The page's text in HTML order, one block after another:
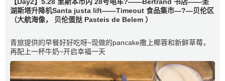
湖斯塔升降机Santa justa lift——Timeout 食品集市—?—贝伦区
（大航海像， 贝伦蛋挞 Pasteis de Belem ）
青旅提供的早餐好好吃呀~现做的pancake撒上椰蓉和新鲜草莓，
再配上一杯牛奶~开启幸福一天